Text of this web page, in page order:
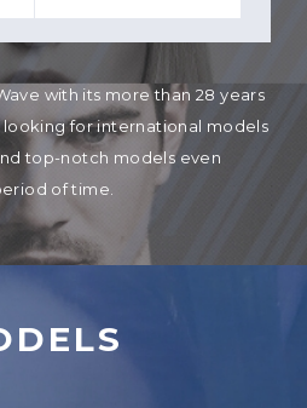
with its more than 28 years
for international models
top-notch models even
of time.